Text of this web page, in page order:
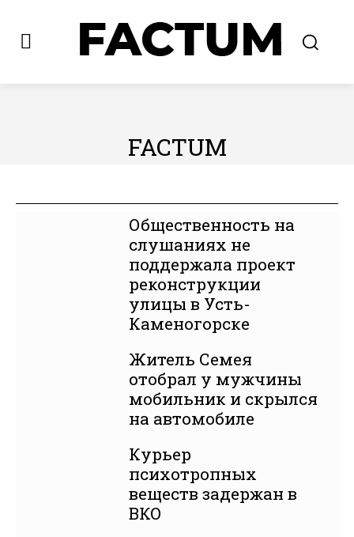
FACTUM
Общественность на
слушаниях не
поддержала проект
реконструкции
улицы в Усть-
Каменогорске
Житель Семея
отобрал у мужчины
мобильник и скрылся
на автомобиле
Курьер
психотропных
веществ задержан в
ВКО